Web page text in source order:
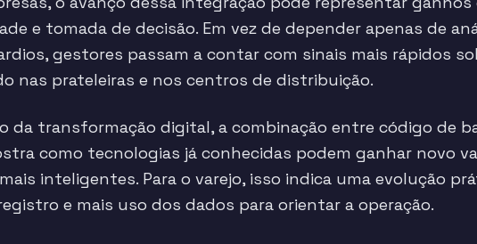
e tomada de decisão. Em vez de depender apenas de
gestores passam a contar com sinais mais rápidos
nas prateleiras e nos centros de distribuição.
da transformação digital, a combinação entre código de
como tecnologias já conhecidas podem ganhar novo
inteligentes. Para o varejo, isso indica uma evolução
e mais uso dos dados para orientar a operação.